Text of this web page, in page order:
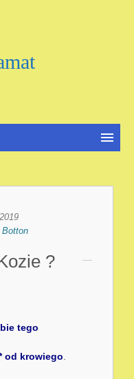
Botton
?
tego
od krowiego